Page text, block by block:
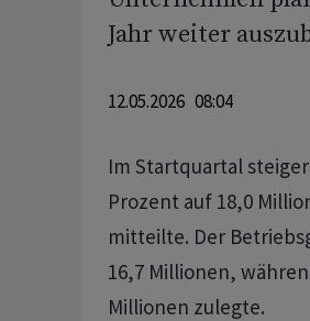
Jahr weiter
12.05.2026 08:04
Im Startquartal
Prozent auf 18,0
mitteilte. Der
16,7 Millionen,
Millionen zulegte.